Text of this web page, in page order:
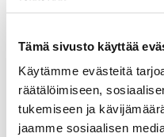
Tämä sivusto käyttää
Käytämme evästeitä
räätälöimiseen,
tukemiseen ja
jaamme sosiaalisen